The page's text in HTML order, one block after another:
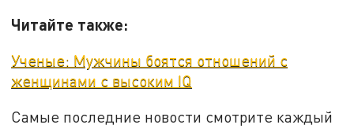
Читайте также:
Ученые: Мужчины боятся отношений с
женщинами с высоким IQ
Самые последние новости смотрите каждый